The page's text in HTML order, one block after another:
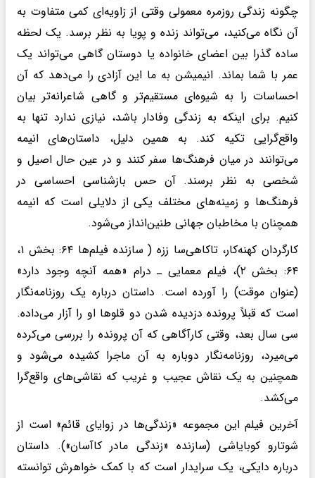
چگونه زندگی روزمره معمولی وقتی از زاویه‌ای کمی متفاوت به
آن نگاه می‌کنید، می‌تواند زنده و پویا به نظر برسد. یک لحظه
ساده گذرا بین اعضای خانواده یا دوستان گاهی می‌تواند یک
عمر با شما بماند. انیمیشن به ما این آزادی را می‌دهد که آن
احساسات را به شیوه‌ای مستقیم‌تر و گاهی شاعرانه‌تر بیان
کنیم. برای اینکه به زندگی وفادار باشد، نیازی ندارد تنها به
واقع‌گرایی تکیه کند. به همین دلیل، داستان‌های انیمه
می‌توانند در میان فرهنگ‌ها سفر کنند و در عین حال اصیل و
شخصی به نظر برسند. آن حس بازشناسی احساسی در
فرهنگ‌ها و زمینه‌های مختلف یکی از دلایلی است که انیمه
همچنان با مخاطبان جهانی طنین‌انداز می‌شود.
کارگردان کهنه‌کار، تاکاهی‌سا ززه ( سازنده‌ فیلم‌ها ۶۴: بخش ۱،
۶۴: بخش ۲)، فیلم معمایی ـ درام «همه آنچه وجود دارد»
(عنوان موقت) را آورده است. داستان درباره یک روزنامه‌نگار
است که قبلاً پرونده دزدیده شدن دو قلوها او را آزار می‌داده.
سی سال بعد، وقتی کارآگاهی که آن پرونده را بررسی می‌کرده
می‌میرد، روزنامه‌نگار دوباره به آن ماجرا کشیده می‌شود و
همچنین به یک نقاش عجیب و غریب که نقاشی‌های واقع‌گرا
می‌کشد.
آخرین فیلم این مجموعه «زندگی‌ها در زوایای قائم» است از
شوتارو کوبایاشی (سازنده «زندگی مادر کاآسان»). داستان
درباره دایکی، یک سرایدار است که با کمک خواهرش توانسته